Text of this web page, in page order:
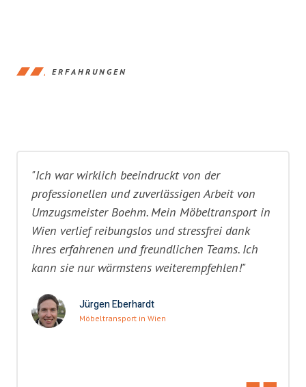
ERFAHRUNGEN
"Ich war wirklich beeindruckt von der
professionellen und zuverlässigen Arbeit von
Umzugsmeister Boehm. Mein Möbeltransport in
Wien verlief reibungslos und stressfrei dank
ihres erfahrenen und freundlichen Teams. Ich
kann sie nur wärmstens weiterempfehlen!"
Jürgen Eberhardt
Möbeltransport in Wien